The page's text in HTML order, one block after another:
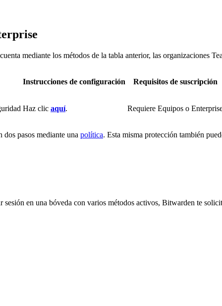
mediante los métodos de la tabla anterior, las organizaciones
Instrucciones de configuración Requisitos de suscripción
Haz clic aquí. Requiere Equipos o
pasos mediante una política. Esta misma protección también
en una bóveda con varios métodos activos, Bitwarden te